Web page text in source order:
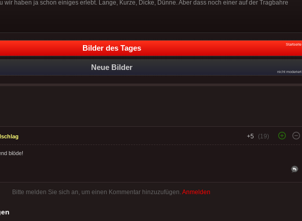
wir haben ja schon einiges erlebt. Lange, Kurze, Dicke, Dünne. Aber dass noch einer auf der Tragbahre
Bilder des Tages Startseite
Neue Bilder
nicht moderiert
+5 (19)
blöde!
Bitte melden Sie sich an, um einen Kommentar hinzuzufügen. Anmelden